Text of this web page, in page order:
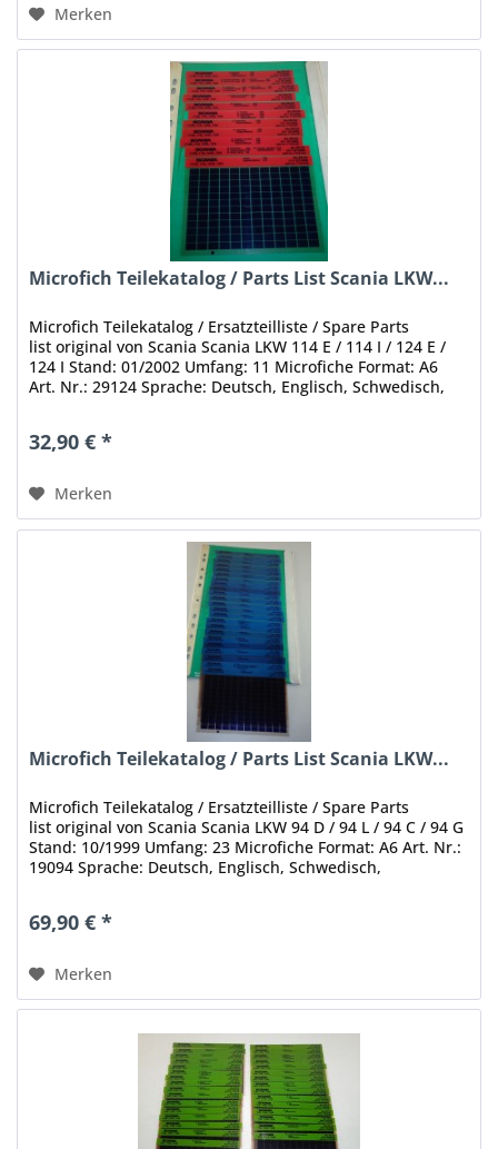
Merken
Microfich Teilekatalog / Parts List Scania LKW...
Microfich Teilekatalog / Ersatzteilliste / Spare Parts
list original von Scania Scania LKW 114 E / 114 I / 124 E /
124 I Stand: 01/2002 Umfang: 11 Microfiche Format: A6
Art. Nr.: 29124 Sprache: Deutsch, Englisch, Schwedisch,
32,90 € *
Merken
Microfich Teilekatalog / Parts List Scania LKW...
Microfich Teilekatalog / Ersatzteilliste / Spare Parts
list original von Scania Scania LKW 94 D / 94 L / 94 C / 94 G
Stand: 10/1999 Umfang: 23 Microfiche Format: A6 Art. Nr.:
19094 Sprache: Deutsch, Englisch, Schwedisch,
69,90 € *
Merken